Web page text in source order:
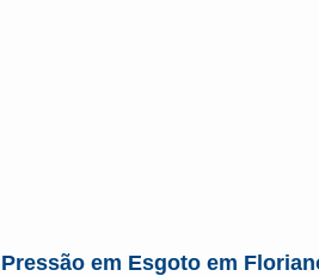
em Esgoto em